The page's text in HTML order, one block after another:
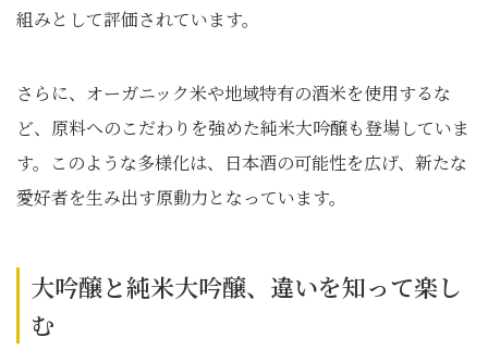
組みとして評価されています。
さらに、オーガニック米や地域特有の酒米を使用するな
ど、原料へのこだわりを強めた純米大吟醸も登場していま
す。このような多様化は、日本酒の可能性を広げ、新たな
愛好者を生み出す原動力となっています。
大吟醸と純米大吟醸、違いを知って楽し
む